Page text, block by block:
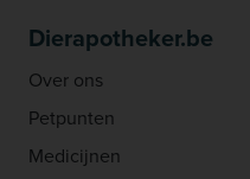
Dierapotheker.be
Over ons
Petpunten
Medicijnen